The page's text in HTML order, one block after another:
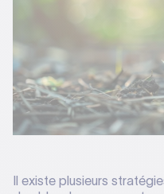
Il existe plusieurs